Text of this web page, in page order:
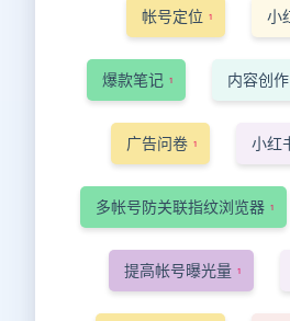
帐号定位 1 小
爆款笔记 1 内容创作
广告问卷 1 小红
多帐号防关联指纹浏览器 1
提高帐号曝光量 1